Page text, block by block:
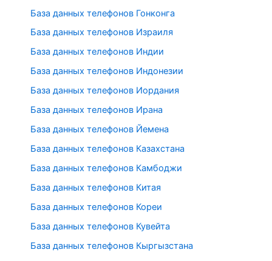
База данных телефонов Гонконга
База данных телефонов Израиля
База данных телефонов Индии
База данных телефонов Индонезии
База данных телефонов Иордания
База данных телефонов Ирана
База данных телефонов Йемена
База данных телефонов Казахстана
База данных телефонов Камбоджи
База данных телефонов Китая
База данных телефонов Кореи
База данных телефонов Кувейта
База данных телефонов Кыргызстана